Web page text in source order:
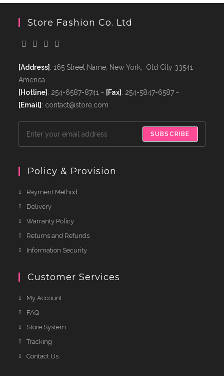
Store Fashion Co. Ltd
[Address] : 165 Street Name, New York, Old City 33541
America
[Hotline] : 254-6587-8741 - [Fax] : 254-5847-6587 -
[Email] : contact@store.com
SUBSCRIBE
Policy & Provision
Payment Method
Delivery
Warranty Policy
Returns and Refunds
Information Security
Customer Services
My Account
FAQ
Store System
Tracking
Contact Us